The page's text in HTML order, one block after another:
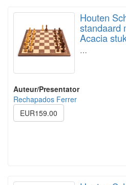
Houten
standaard
Acacia
…
Auteur/Presentator
Rechapados Ferrer
EUR159.00